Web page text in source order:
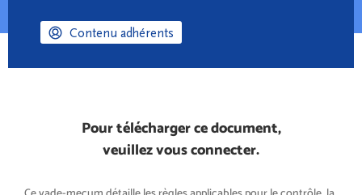
Contenu adhérents
Pour télécharger ce document,
veuillez vous connecter.